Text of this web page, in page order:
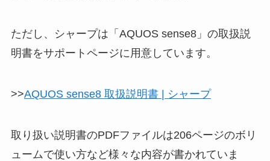
ただし、シャープは「AQUOS sense8」の取扱説
明書をサポートページに用意しています。
>>AQUOS sense8 取扱説明書 | シャープ
取り扱い説明書のPDFファイルは206ページのボリ
ュームで使い方など様々な内容が書かれていま